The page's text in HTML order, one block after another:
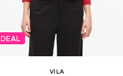
DEAL
VILA